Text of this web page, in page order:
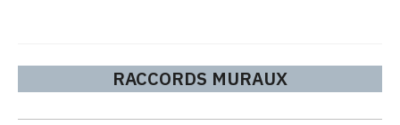
RACCORDS MURAUX